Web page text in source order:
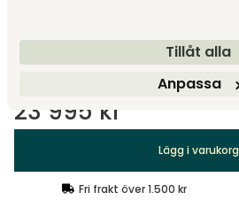
Tillåt alla
Anpassa
Visa fler +15
23 995 kr
Lägg i varukorg
Fri frakt över 1.500 kr